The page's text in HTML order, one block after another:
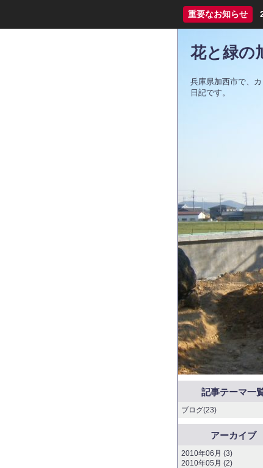
重要なお知らせ
花と緑の
兵庫県加西市で、
日記です。
記事テーマ一
ブログ(23)
アーカイブ
2010年06月 (3)
2010年05月 (2)